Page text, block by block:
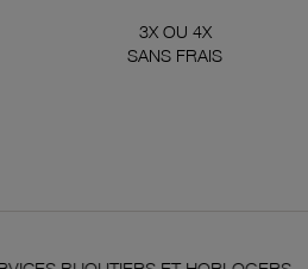
3X OU 4X
SANS FRAIS